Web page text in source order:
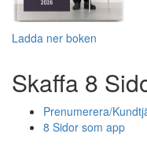
Ladda ner boken
Skaffa 8
Prenumerera/
8 Sidor som app